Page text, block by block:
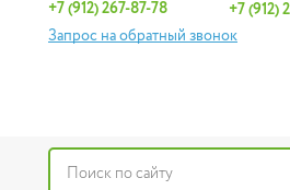
+7 (912) 267-87-78
+7 (912)
Запрос на обратный звонок